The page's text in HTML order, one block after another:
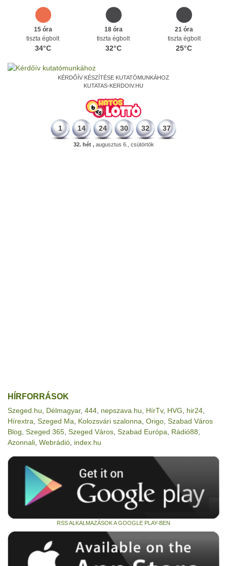
15 óra
tiszta égbolt
34°C
18 óra
tiszta égbolt
32°C
21 óra
tiszta égbolt
25°C
KÉRDŐÍV KÉSZÍTÉSE KUTATÓMUNKÁHOZ
KUTATAS-KERDOIV.HU
1 14 24 30 32 37
32. hét ,augusztus 6., csütörtök
HÍRFORRÁSOK
Szeged.hu Délmagyar, 444 nepszava.hu HírTv, HVG hir24
Hírextra Szeged Ma Kolozsvári szalonna Origo Szabad Város
Blog Szeged 365 Szeged Város Szabad Európa Rádió88
Azonnali Webrádió index.hu
RSS ALKALMAZÁSOK A GOOGLE PLAY-BEN